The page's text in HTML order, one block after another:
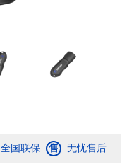
全国联保 售 无忧售后